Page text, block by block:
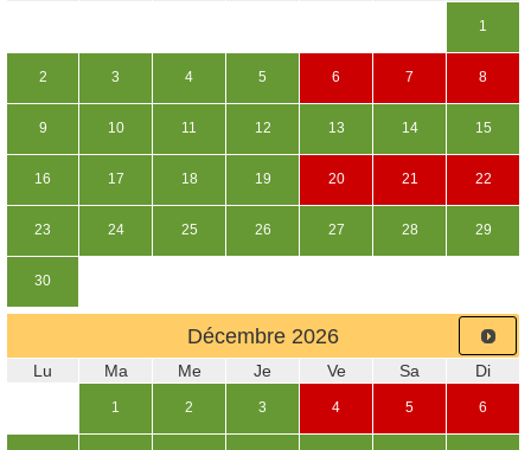
1
2 3 4 5 6 7 8
9 10 11 12 13 14 15
16 17 18 19 20 21 22
23 24 25 26 27 28 29
30
Décembre 2026
Lu Ma Me Je Ve Sa Di
1 2 3 4 5 6